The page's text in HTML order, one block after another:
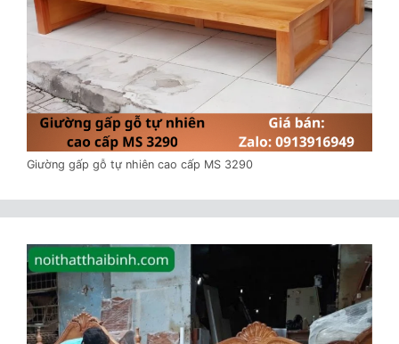
Giường gấp gỗ tự nhiên cao cấp MS 3290